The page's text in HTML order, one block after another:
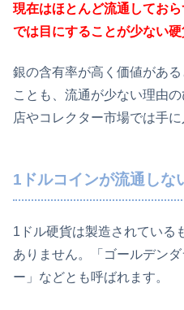
現在はほとんど流通してお
では目にすることが少ない硬
銀の含有率が高く価値があ
ことも、流通が少ない理由
店やコレクター市場では手に
1ドルコインが流通しな
1ドル硬貨は製造されている
ありません。「ゴールデン
ー」などとも呼ばれます。